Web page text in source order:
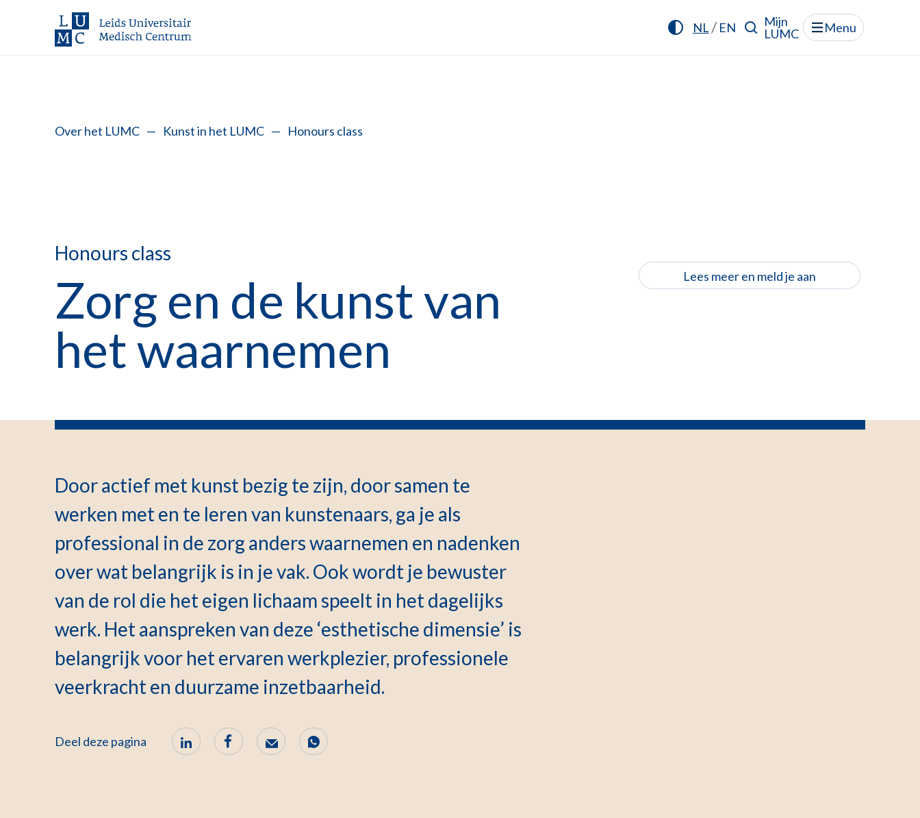
NL/ EN
Mijn
LUMC
Menu
Over het LUMC — Kunst in het LUMC — Honours class
Honours class
Zorg en de kunst van
het waarnemen
Lees meer en meld je aan
Door actief met kunst bezig te zijn, door samen te
werken met en te leren van kunstenaars, ga je als
professional in de zorg anders waarnemen en nadenken
over wat belangrijk is in je vak. Ook wordt je bewuster
van de rol die het eigen lichaam speelt in het dagelijks
werk. Het aanspreken van deze ‘esthetische dimensie’ is
belangrijk voor het ervaren werkplezier, professionele
veerkracht en duurzame inzetbaarheid.
Deel deze pagina